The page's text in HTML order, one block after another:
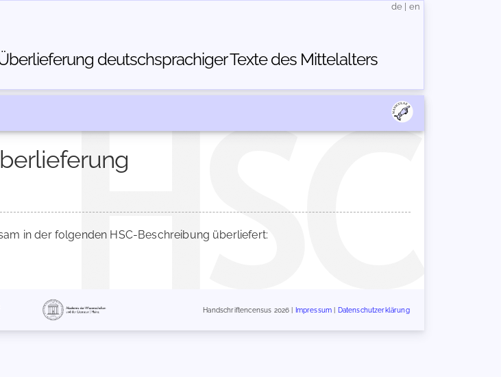
deutschsprachiger Texte des Mittelalters
de en
in der folgenden HSC-Beschreibung überliefert:
Handschriftencensus 2026 | Impressum Datenschutzerklärung